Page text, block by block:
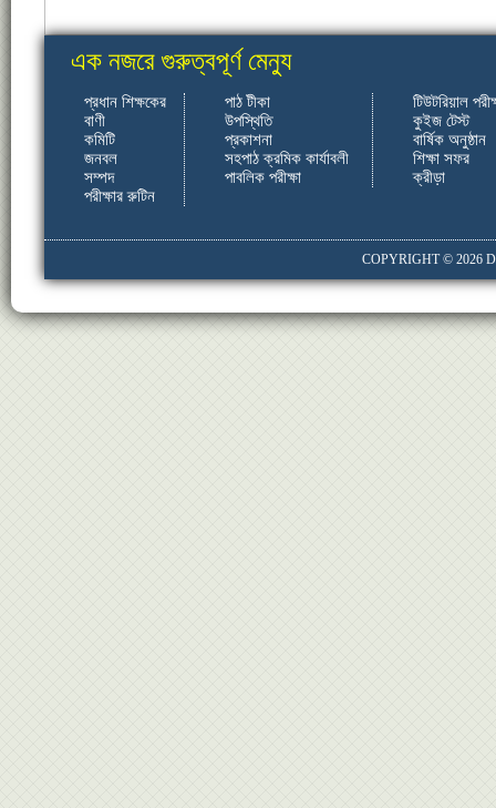
এক নজরে গুরুত্বপূর্ণ মেন্যু
প্রধান শিক্ষকের
বাণী
কমিটি
জনবল
সম্পদ
পরীক্ষার রুটিন
পাঠ টীকা
উপস্থিতি
প্রকাশনা
সহপাঠ ক্রমিক কার্যাবলী
পাবলিক পরীক্ষা
টিউটরিয়াল
কুইজ টেস্ট
বার্ষিক অনুষ্ঠান
শিক্ষা সফর
ক্রীড়া
COPYRIGHT © 2026